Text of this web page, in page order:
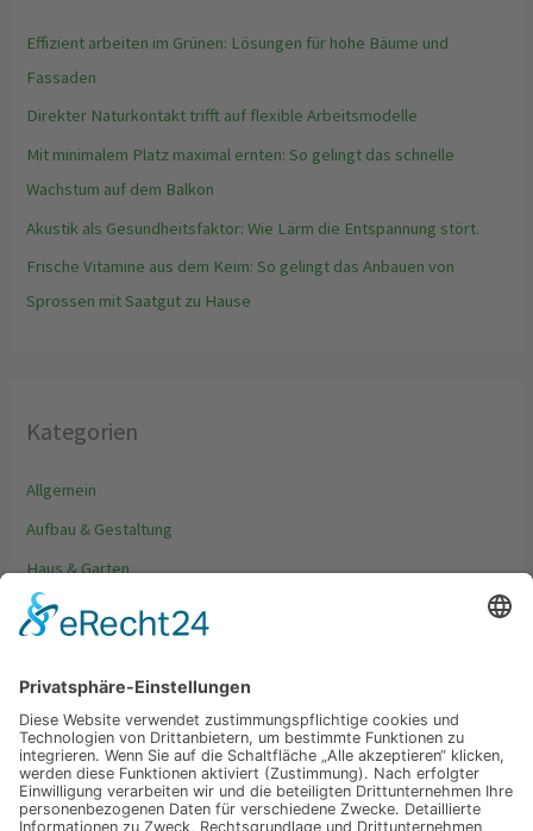
Effizient arbeiten im Grünen: Lösungen für hohe Bäume und
Fassaden
Direkter Naturkontakt trifft auf flexible Arbeitsmodelle
Mit minimalem Platz maximal ernten: So gelingt das schnelle
Wachstum auf dem Balkon
Akustik als Gesundheitsfaktor: Wie Lärm die Entspannung stört.
Frische Vitamine aus dem Keim: So gelingt das Anbauen von
Sprossen mit Saatgut zu Hause
Kategorien
Allgemein
Aufbau & Gestaltung
Haus & Garten
Möbel & Dekoration
Schlagwörter